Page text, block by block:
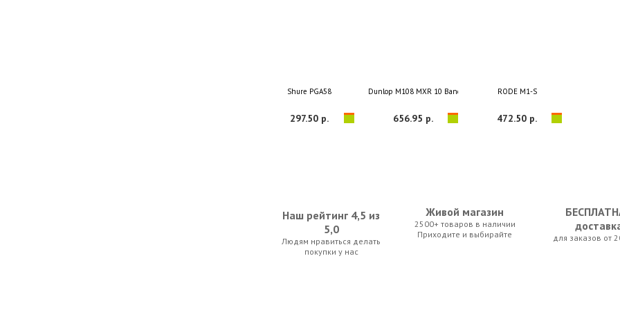
Shure PGA58
297.50 р.
Dunlop M108 MXR 10 Band EQ
656.95 р.
RODE M1-S
472.50 р.
Superlux D103/01P
Наш рейтинг 4,5 из
5,0
Людям нравиться делать
покупки у нас
Живой магазин
2500+ товаров в наличии
Приходите и выбирайте
для заказов от